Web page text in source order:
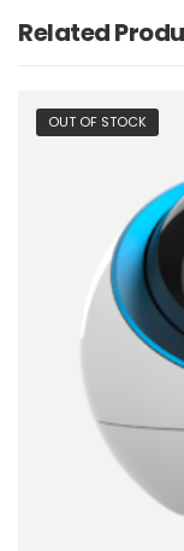
Related
OUT OF STOCK